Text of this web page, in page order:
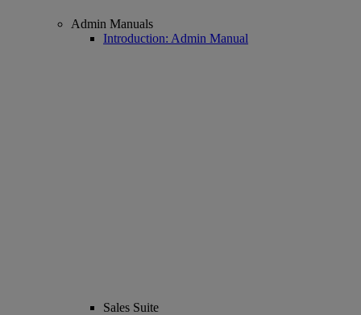
Admin Manuals
Introduction: Admin Manual
Sales Suite